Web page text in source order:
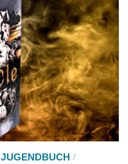
JUGENDBUCH/